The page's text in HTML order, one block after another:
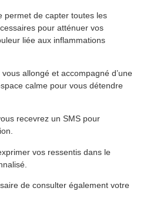
permet de capter toutes les
pour atténuer vos
liée aux inflammations
allongé et accompagné d’une
calme pour vous détendre
recevrez un SMS pour
vos ressentis dans le
de consulter également votre